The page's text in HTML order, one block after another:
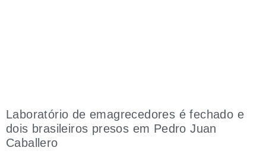
Laboratório de emagrecedores é fechado e
dois brasileiros presos em Pedro Juan
Caballero